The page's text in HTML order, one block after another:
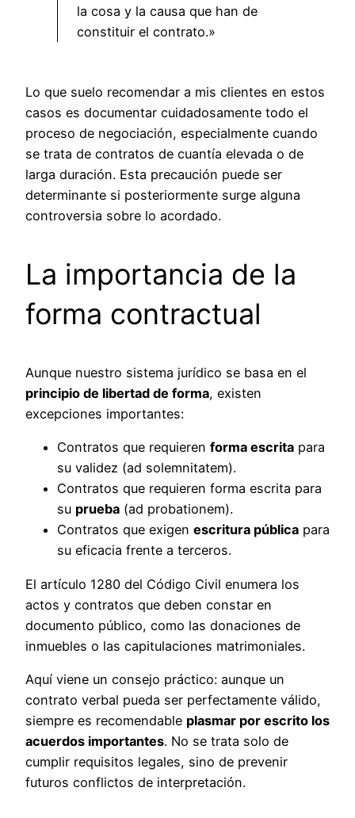
la cosa y la causa que han de
constituir el contrato.»
Lo que suelo recomendar a mis clientes en estos
casos es documentar cuidadosamente todo el
proceso de negociación, especialmente cuando
se trata de contratos de cuantía elevada o de
larga duración. Esta precaución puede ser
determinante si posteriormente surge alguna
controversia sobre lo acordado.
La importancia de la
forma contractual
Aunque nuestro sistema jurídico se basa en el
principio de libertad de forma, existen
excepciones importantes:
Contratos que requieren forma escrita para
su validez (ad solemnitatem).
Contratos que requieren forma escrita para
su prueba (ad probationem).
Contratos que exigen escritura pública para
su eficacia frente a terceros.
El artículo 1280 del Código Civil enumera los
actos y contratos que deben constar en
documento público, como las donaciones de
inmuebles o las capitulaciones matrimoniales.
Aquí viene un consejo práctico: aunque un
contrato verbal pueda ser perfectamente válido,
siempre es recomendable plasmar por escrito los
acuerdos importantes. No se trata solo de
cumplir requisitos legales, sino de prevenir
futuros conflictos de interpretación.